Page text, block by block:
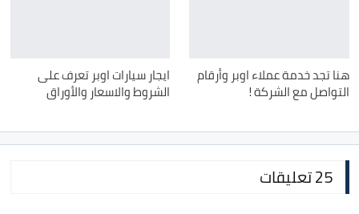
هنا تجد خدمة عملاء اوبر وأرقام
التواصل مع الشركة !
ايجار سيارات اوبر تعرف على
الشروط والاسعار والأوراق
25 تعليقات